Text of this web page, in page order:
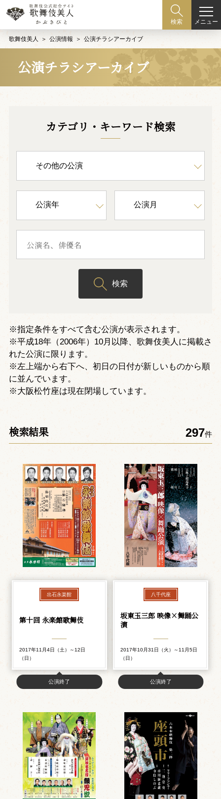
検索 メニュー
歌舞伎美人 公演情報 公演チラシアーカイブ
公演チラシアーカイブ
カテゴリ・キーワード検索
検索
※指定条件をすべて含む公演が表示されます。
※平成18年（2006年）10月以降、歌舞伎美人に掲載さ
れた公演に限ります。
※左上端から右下へ、初日の日付が新しいものから順
に並んでいます。
※大阪松竹座は現在閉場しています。
検索結果 297件
出石永楽館
第十回 永楽館歌舞伎
2017年11月4日（土）～12日
（日）
公演終了
八千代座
坂東玉三郎 映像×舞踊公
演
2017年10月31日（火）～11月5日
（日）
公演終了